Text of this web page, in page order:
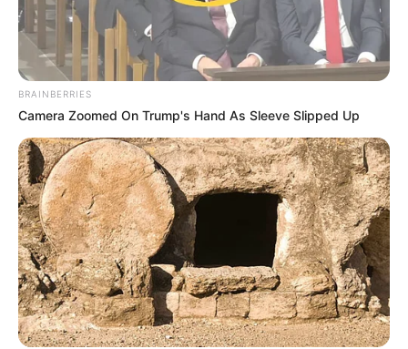
Цього тижня на Закарпатті будуть планові
відключення світла. Про це інформує
Закарпаттяобленерго.
Електрики виконуватимуть роботи з технічного
обслуговування електричних мереж. У зв’язку з цим у
різних куточках області щодня матимуть місце
тимчасові відключення електроенергії.
З графіком відключень можна ознайомитися нижче:
BRAINBERRIES
Camera Zoomed On Trump's Hand As Sleeve Slipped Up